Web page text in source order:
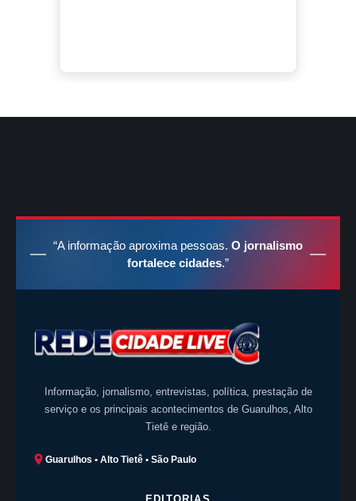
“A informação aproxima pessoas. O jornalismo
fortalece cidades.”
Informação, jornalismo, entrevistas, política, prestação de
serviço e os principais acontecimentos de Guarulhos, Alto
Tietê e região.
Guarulhos • Alto Tietê • São Paulo